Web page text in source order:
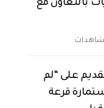
بالتعاون مع
على “لم
قرعة